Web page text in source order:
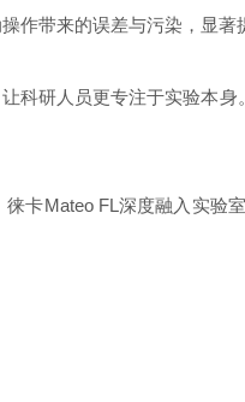
作带来的误差与污染，显著
让科研人员更专注于实验本身
徕卡Mateo FL深度融入实验